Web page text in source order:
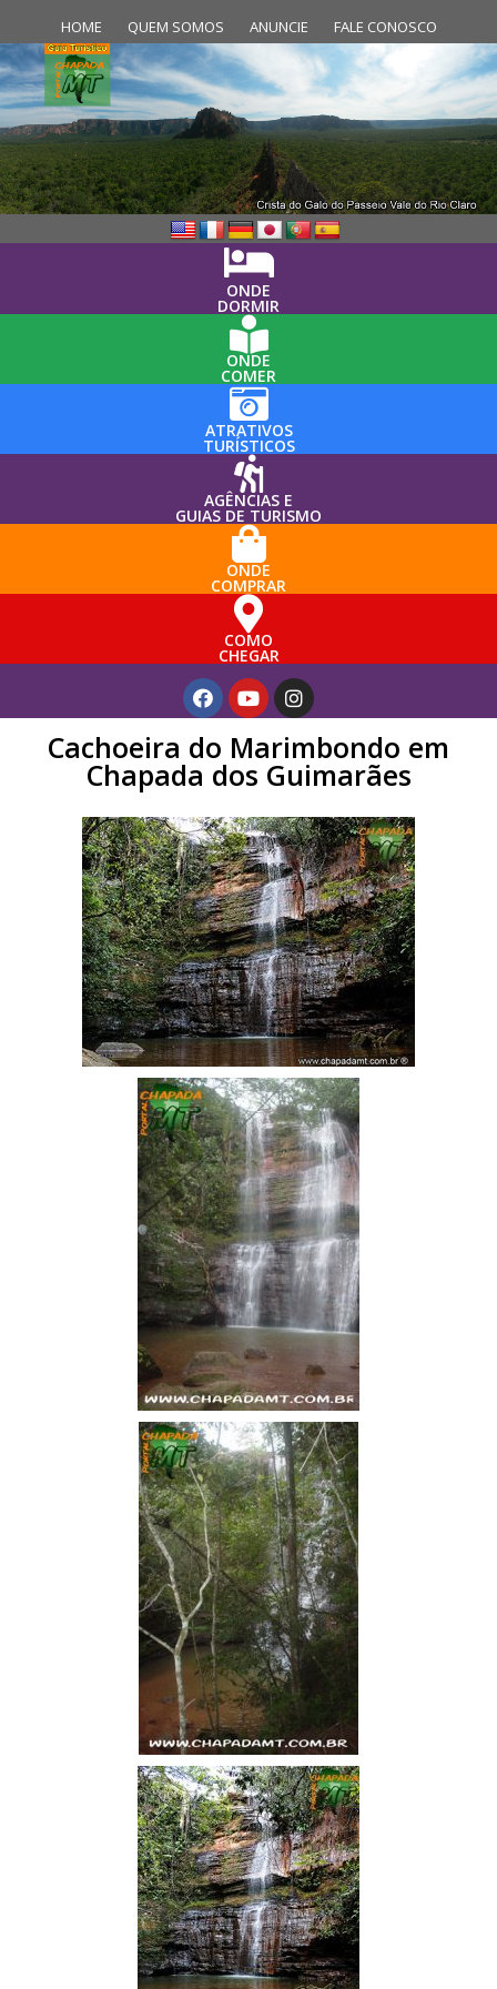
HOME QUEM SOMOS ANUNCIE FALE CONOSCO
ONDE
DORMIR
ONDE
COMER
ATRATIVOS
TURÍSTICOS
AGÊNCIAS E
GUIAS DE TURISMO
ONDE
COMPRAR
COMO
CHEGAR
Cachoeira do Marimbondo em
Chapada dos Guimarães